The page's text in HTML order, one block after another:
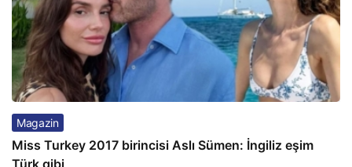
Magazin
Miss Turkey 2017 birincisi Aslı Sümen: İngiliz eşim
Türk gibi